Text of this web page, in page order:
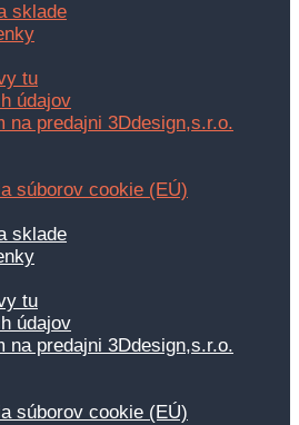
sklade
tu
údajov
na predajni 3Ddesign,s.r.o.
súborov cookie (EÚ)
sklade
tu
údajov
na predajni 3Ddesign,s.r.o.
súborov cookie (EÚ)